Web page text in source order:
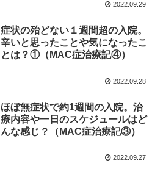
2022.09.29
症状の殆どない１週間超の入院。
辛いと思ったことや気になったこ
とは？①（MAC症治療記④）
2022.09.28
ほぼ無症状で約1週間の入院。治
療内容や一日のスケジュールはど
んな感じ？（MAC症治療記③）
2022.09.27